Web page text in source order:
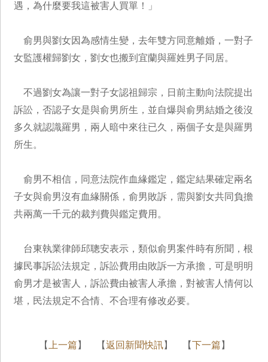
遇，為什麼要我這被害人買單！」
俞男與劉女因為感情生變，去年雙方同意離婚，一對子
女監護權歸劉女，劉女也搬到宜蘭與羅姓男子同居。
不過劉女為讓一對子女認祖歸宗，日前主動向法院提出
訴訟，否認子女是與俞男所生，並自爆與俞男結婚之後沒
多久就認識羅男，兩人暗中來往已久，兩個子女是與羅男
所生。
俞男不相信，同意法院作血緣鑑定，鑑定結果確定兩名
子女與俞男沒有血緣關係，俞男敗訴，需與劉女共同負擔
共兩萬一千元的裁判費與鑑定費用。
台東執業律師邱聰安表示，類似俞男案件時有所聞，根
據民事訴訟法規定，訴訟費用由敗訴一方承擔，可是明明
俞男才是被害人，訴訟費由被害人承擔，對被害人情何以
堪，民法規定不合情、不合理有修改必要。
【 上一篇 】 【返回新聞快訊】 【下一篇 】